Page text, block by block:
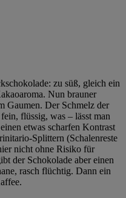
zu süß, gleich ein
Nun brauner
Gaumen. Der Schmelz der
flüssig, was – lässt man
etwas scharfen Kontrast
Splittern (Schalenreste
nicht ohne Risiko für
der Schokolade aber einen
rasch flüchtig. Dann ein